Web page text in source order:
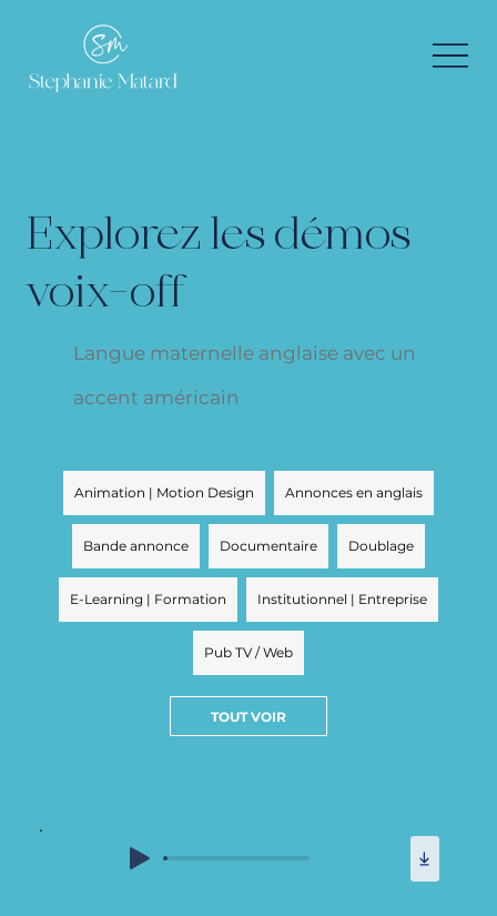
Explorez les démos
voix-off
Langue maternelle anglaise avec un
accent américain
Animation | Motion Design Annonces en anglais
Bande annonce Documentaire Doublage
E-Learning | Formation Institutionnel | Entreprise
Pub TV / Web
TOUT VOIR